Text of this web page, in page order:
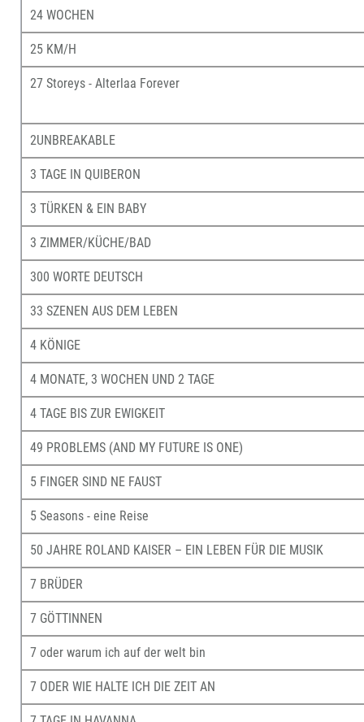
24 WOCHEN
25 KM/H
27 Storeys - Alterlaa Forever
2UNBREAKABLE
3 TAGE IN QUIBERON
3 TÜRKEN & EIN BABY
3 ZIMMER/KÜCHE/BAD
300 WORTE DEUTSCH
33 SZENEN AUS DEM LEBEN
4 KÖNIGE
4 MONATE, 3 WOCHEN UND 2 TAGE
4 TAGE BIS ZUR EWIGKEIT
49 PROBLEMS (AND MY FUTURE IS ONE)
5 FINGER SIND NE FAUST
5 Seasons - eine Reise
50 JAHRE ROLAND KAISER – EIN LEBEN FÜR DIE MUSIK
7 BRÜDER
7 GÖTTINNEN
7 oder warum ich auf der welt bin
7 ODER WIE HALTE ICH DIE ZEIT AN